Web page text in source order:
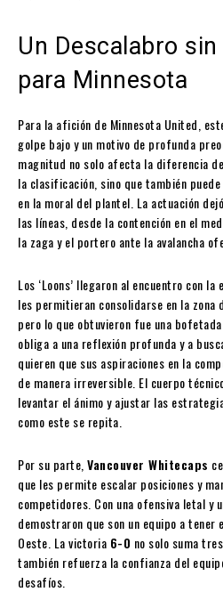
Un Descalabro
para Minnesota
Para la afición de Minnesota United,
golpe bajo y un motivo de profunda
magnitud no solo afecta la diferencia
la clasificación, sino que también
en la moral del plantel. La actuación
las líneas, desde la contención en el
la zaga y el portero ante la avalancha
Los ‘Loons’ llegaron al encuentro con
les permitieran consolidarse en la
pero lo que obtuvieron fue una
obliga a una reflexión profunda y a
quieren que sus aspiraciones en la
de manera irreversible. El cuerpo
levantar el ánimo y ajustar las
como este se repita.
Por su parte, Vancouver Whitecaps
que les permite escalar posiciones y
competidores. Con una ofensiva letal y
demostraron que son un equipo a tener
Oeste. La victoria 6-0 no solo suma
también refuerza la confianza del
desafíos.